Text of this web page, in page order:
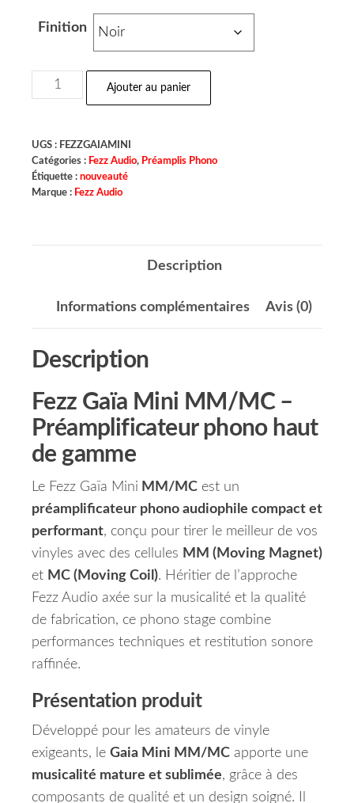
Finition
Ajouter au panier
UGS : FEZZGAIAMINI
Catégories : Fezz Audio, Préamplis Phono
Étiquette : nouveauté
Marque : Fezz Audio
Description
Informations complémentaires Avis (0)
Description
Fezz Gaïa Mini MM/MC–
Préamplificateur phono haut
de gamme
Le Fezz Gaïa Mini MM/MC est un
préamplificateur phono audiophile compact et
performant, conçu pour tirer le meilleur de vos
vinyles avec des cellules MM (Moving Magnet)
et MC (Moving Coil). Héritier de l’approche
Fezz Audio axée sur la musicalité et la qualité
de fabrication, ce phono stage combine
performances techniques et restitution sonore
raffinée.
Présentation produit
Développé pour les amateurs de vinyle
exigeants, le Gaia Mini MM/MC apporte une
musicalité mature et sublimée, grâce à des
composants de qualité et un design soigné. Il